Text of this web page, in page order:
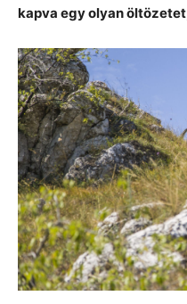
kapva egy olyan